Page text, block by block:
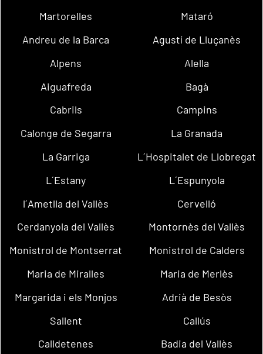
Martorelles
Mataró
Andreu de la Barca
Agustí de Lluçanès
Alpens
Alella
Aiguafreda
Bagà
Cabrils
Campins
Calonge de Segarra
La Granada
La Garriga
L´Hospitalet de Llobregat
L´Estany
L´Espunyola
l´Ametlla del Vallès
Cervelló
Cerdanyola del Vallès
Montornès del Vallès
Monistrol de Montserrat
Monistrol de Calders
Maria de Miralles
Maria de Merlès
Margarida i els Monjos
Adrià de Besòs
Sallent
Callús
Calldetenes
Badia del Vallès